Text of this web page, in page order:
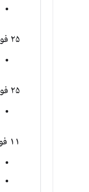
۲۵ فوریه ۲۰۲۶
۲۵ فوریه ۲۰۲۶
۱۱ فوریه ۲۰۲۶